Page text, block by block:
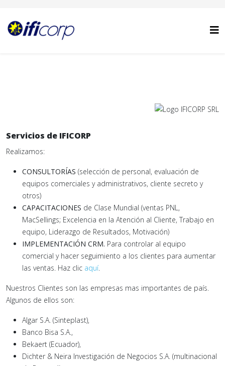
Servicios de IFICORP
Realizamos:
CONSULTORÍAS (selección de personal, evaluación de
equipos comerciales y administrativos, cliente secreto y
otros)
CAPACITACIONES de Clase Mundial (ventas PNL,
MacSellings; Excelencia en la Atención al Cliente, Trabajo en
equipo, Liderazgo de Resultados, Motivación)
IMPLEMENTACIÓN CRM. Para controlar al equipo
comercial y hacer seguimiento a los clientes para aumentar
las ventas. Haz clic aquí.
Nuestros Clientes son las empresas mas importantes de país.
Algunos de ellos son:
Algar S.A. (Sinteplast),
Banco Bisa S.A.,
Bekaert (Ecuador),
Dichter & Neira Investigación de Negocios S.A. (multinacional